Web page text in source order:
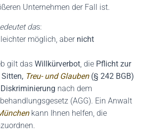
Unternehmen der Fall ist.
das:
möglich, aber nicht
gilt das Willkürverbot, die Pflicht zur
Treu- und Glauben(§ 242 BGB)
nach dem
(AGG). Ein Anwalt
kann Ihnen helfen, die